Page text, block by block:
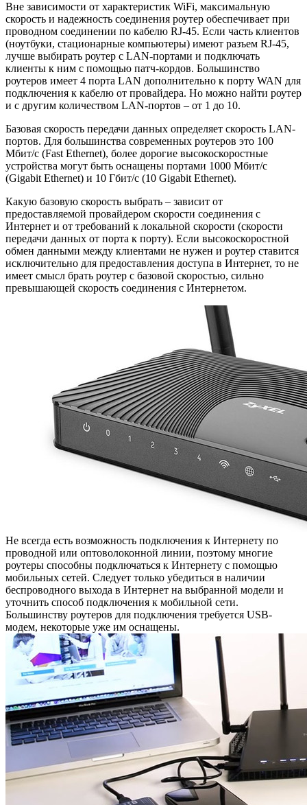
Вне зависимости от характеристик WiFi, максимальную
скорость и надежность соединения роутер обеспечивает при
проводном соединении по кабелю RJ-45. Если часть клиентов
(ноутбуки, стационарные компьютеры) имеют разъем RJ-45,
лучше выбирать роутер с LAN-портами и подключать
клиенты к ним с помощью патч-кордов. Большинство
роутеров имеет 4 порта LAN дополнительно к порту WAN для
подключения к кабелю от провайдера. Но можно найти роутер
и с другим количеством LAN-портов – от 1 до 10.
Базовая скорость передачи данных определяет скорость LAN-
портов. Для большинства современных роутеров это 100
Мбит/с (Fast Ethernet), более дорогие высокоскоростные
устройства могут быть оснащены портами 1000 Мбит/с
(Gigabit Ethernet) и 10 Гбит/с (10 Gigabit Ethernet).
Какую базовую скорость выбрать – зависит от
предоставляемой провайдером скорости соединения с
Интернет и от требований к локальной скорости (скорости
передачи данных от порта к порту). Если высокоскоростной
обмен данными между клиентами не нужен и роутер ставится
исключительно для предоставления доступа в Интернет, то не
имеет смысл брать роутер с базовой скоростью, сильно
превышающей скорость соединения с Интернетом.
Не всегда есть возможность подключения к Интернету по
проводной или оптоволоконной линии, поэтому многие
роутеры способны подключаться к Интернету с помощью
мобильных сетей. Следует только убедиться в наличии
беспроводного выхода в Интернет на выбранной модели и
уточнить способ подключения к мобильной сети.
Большинству роутеров для подключения требуется USB-
модем, некоторые уже им оснащены.